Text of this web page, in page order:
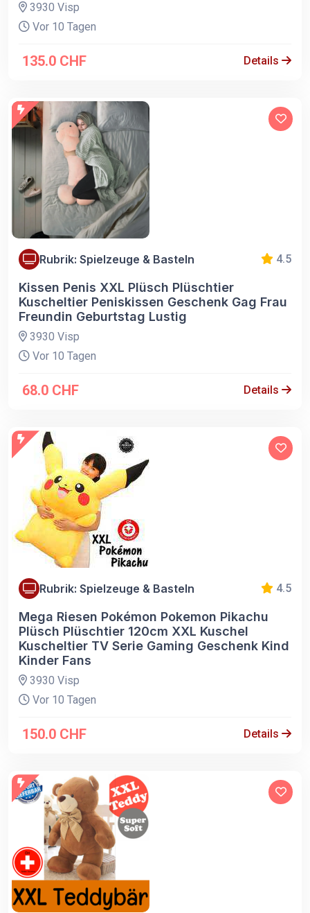
3930 Visp
Vor 10 Tagen
135.0 CHF Details
Rubrik: Spielzeuge & Basteln 4.5
Kissen Penis XXL Plüsch Plüschtier
Kuscheltier Peniskissen Geschenk Gag Frau
Freundin Geburtstag Lustig
3930 Visp
Vor 10 Tagen
68.0 CHF Details
Rubrik: Spielzeuge & Basteln 4.5
Mega Riesen Pokémon Pokemon Pikachu
Plüsch Plüschtier 120cm XXL Kuschel
Kuscheltier TV Serie Gaming Geschenk Kind
Kinder Fans
3930 Visp
Vor 10 Tagen
150.0 CHF Details